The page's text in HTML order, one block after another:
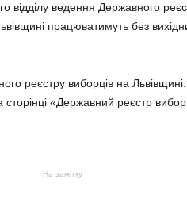
відділу ведення Державного
працюватимуть без
реєстру виборців на Львівщині.
«Державний реєстр
На замітку